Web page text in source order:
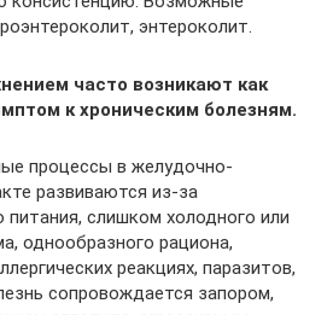
энтероколит.
часто возникают как
к хроническим болезням.
процессы в желудочно-
развиваются из-за
питания, слишком холодного или
однообразного рациона,
реакциях, паразитов,
сопровождается запором,